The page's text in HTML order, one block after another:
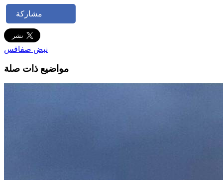
مشاركة
نبض صفاقس
مواضيع ذات صلة